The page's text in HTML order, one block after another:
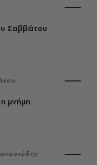
Σαββάτου
μνήμη